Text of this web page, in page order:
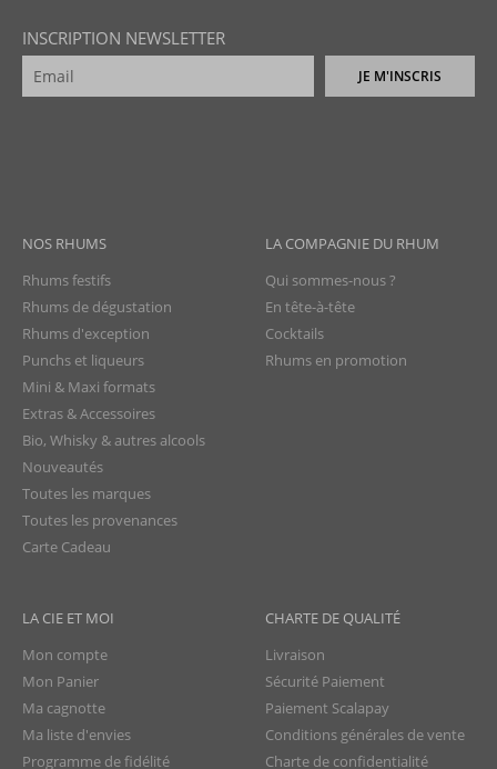
INSCRIPTION NEWSLETTER
JE M'INSCRIS
NOS RHUMS
Rhums festifs
Rhums de dégustation
Rhums d'exception
Punchs et liqueurs
Mini & Maxi formats
Extras & Accessoires
Bio, Whisky & autres alcools
Nouveautés
Toutes les marques
Toutes les provenances
Carte Cadeau
LA COMPAGNIE DU RHUM
Qui sommes-nous ?
En tête-à-tête
Cocktails
Rhums en promotion
LA CIE ET MOI
Mon compte
Mon Panier
Ma cagnotte
Ma liste d'envies
Programme de fidélité
CHARTE DE QUALITÉ
Livraison
Sécurité Paiement
Paiement Scalapay
Conditions générales de vente
Charte de confidentialité